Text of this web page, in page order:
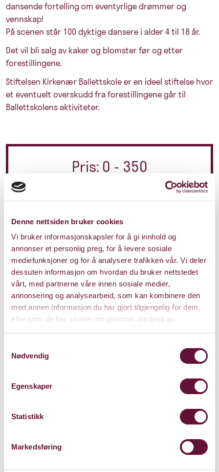
Denne nettsiden bruker cookies
Vi bruker informasjonskapsler for å gi innhold og
annonser et personlig preg, for å levere sosiale
mediefunksjoner og for å analysere trafikken vår. Vi deler
dessuten informasjon om hvordan du bruker nettstedet
vårt, med partnerne våre innen sosiale medier,
annonsering og analysearbeid, som kan kombinere den
med annen informasjon du har gjort tilgjengelig for dem,
eller som de har samlet inn gjennom din bruk av
Nødvendig
Egenskaper
Statistikk
Markedsføring
dansende fortelling om eventyrlige drømmer og
vennskap!
På scenen står 100 dyktige dansere i alder 4 til 18 år.
Det vil bli salg av kaker og blomster før og etter
forestillingene.
Stiftelsen Kirkenær Ballettskole er en ideel stiftelse hvor
et eventuelt overskudd fra forestillingene går til
Ballettskolens aktiviteter.
Pris: 0 - 350
u/pause
Søndag 4. juni 2023
Kl. 17:00 Forestillingen er spilt